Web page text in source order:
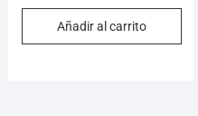
Añadir al carrito